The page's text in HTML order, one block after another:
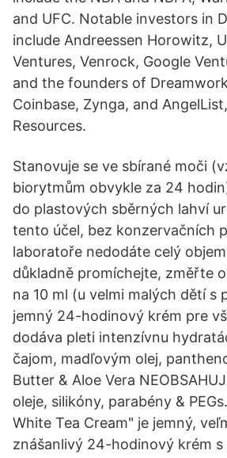
and UFC. Notable investors in
include Andreessen Horowitz,
Ventures, Venrock, Google
and the founders of
Coinbase, Zynga, and
Resources.
Stanovuje se ve sbírané moči
biorytmům obvykle za 24
do plastových sběrných lahví
tento účel, bez konzervačních
laboratoře nedodáte celý
důkladně promíchejte, změřte
na 10 ml (u velmi malých dětí s
jemný 24-hodinový krém pre
dodáva pleti intenzívnu
čajom, madľovým olej,
Butter & Aloe Vera
oleje, silikóny, parabény &
White Tea Cream" je jemný,
znášanlivý 24-hodinový krém